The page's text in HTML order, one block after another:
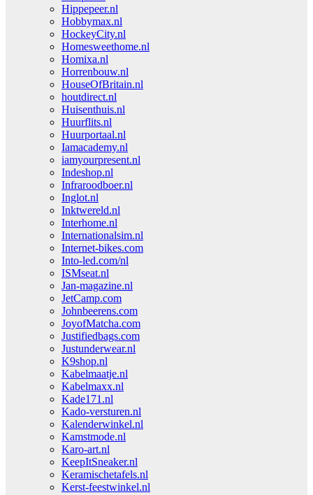
Hippepeer.nl
Hobbymax.nl
HockeyCity.nl
Homesweethome.nl
Homixa.nl
Horrenbouw.nl
HouseOfBritain.nl
houtdirect.nl
Huisenthuis.nl
Huurflits.nl
Huurportaal.nl
Iamacademy.nl
iamyourpresent.nl
Indeshop.nl
Infraroodboer.nl
Inglot.nl
Inktwereld.nl
Interhome.nl
Internationalsim.nl
Internet-bikes.com
Into-led.com/nl
ISMseat.nl
Jan-magazine.nl
JetCamp.com
Johnbeerens.com
JoyofMatcha.com
Justifiedbags.com
Justunderwear.nl
K9shop.nl
Kabelmaatje.nl
Kabelmaxx.nl
Kade171.nl
Kado-versturen.nl
Kalenderwinkel.nl
Kamstmode.nl
Karo-art.nl
KeepItSneaker.nl
Keramischetafels.nl
Kerst-feestwinkel.nl